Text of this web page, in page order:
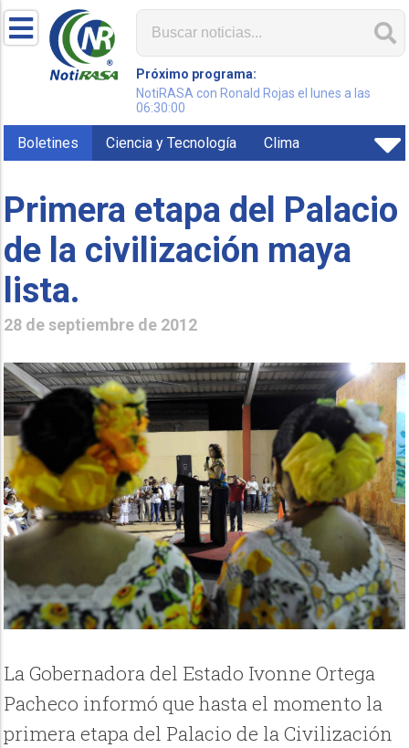
Próximo programa:
NotiRASA con Ronald Rojas el lunes a las
06:30:00
Boletines Ciencia y Tecnología Clima
Primera etapa del Palacio
de la civilización maya
lista.
28 de septiembre de 2012
La Gobernadora del Estado Ivonne Ortega
Pacheco informó que hasta el momento la
primera etapa del Palacio de la Civilización